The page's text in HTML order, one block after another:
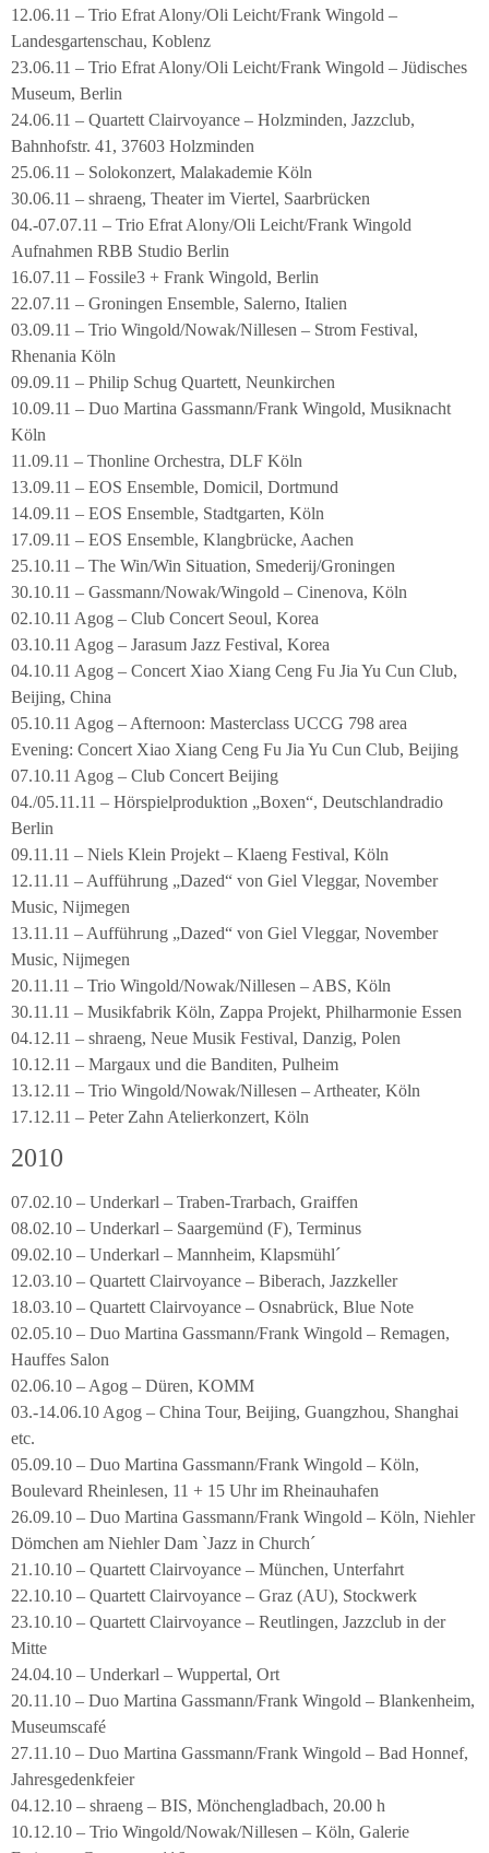
12.06.11 – Trio Efrat Alony/Oli Leicht/Frank Wingold –
Landesgartenschau, Koblenz
23.06.11 – Trio Efrat Alony/Oli Leicht/Frank Wingold – Jüdisches
Museum, Berlin
24.06.11 – Quartett Clairvoyance – Holzminden, Jazzclub,
Bahnhofstr. 41, 37603 Holzminden
25.06.11 – Solokonzert, Malakademie Köln
30.06.11 – shraeng, Theater im Viertel, Saarbrücken
04.-07.07.11 – Trio Efrat Alony/Oli Leicht/Frank Wingold
Aufnahmen RBB Studio Berlin
16.07.11 – Fossile3 + Frank Wingold, Berlin
22.07.11 – Groningen Ensemble, Salerno, Italien
03.09.11 – Trio Wingold/Nowak/Nillesen – Strom Festival,
Rhenania Köln
09.09.11 – Philip Schug Quartett, Neunkirchen
10.09.11 – Duo Martina Gassmann/Frank Wingold, Musiknacht
Köln
11.09.11 – Thonline Orchestra, DLF Köln
13.09.11 – EOS Ensemble, Domicil, Dortmund
14.09.11 – EOS Ensemble, Stadtgarten, Köln
17.09.11 – EOS Ensemble, Klangbrücke, Aachen
25.10.11 – The Win/Win Situation, Smederij/Groningen
30.10.11 – Gassmann/Nowak/Wingold – Cinenova, Köln
02.10.11 Agog – Club Concert Seoul, Korea
03.10.11 Agog – Jarasum Jazz Festival, Korea
04.10.11 Agog – Concert Xiao Xiang Ceng Fu Jia Yu Cun Club,
Beijing, China
05.10.11 Agog – Afternoon: Masterclass UCCG 798 area
Evening: Concert Xiao Xiang Ceng Fu Jia Yu Cun Club, Beijing
07.10.11 Agog – Club Concert Beijing
04./05.11.11 – Hörspielproduktion „Boxen“, Deutschlandradio
Berlin
09.11.11 – Niels Klein Projekt – Klaeng Festival, Köln
12.11.11 – Aufführung „Dazed“ von Giel Vleggar, November
Music, Nijmegen
13.11.11 – Aufführung „Dazed“ von Giel Vleggar, November
Music, Nijmegen
20.11.11 – Trio Wingold/Nowak/Nillesen – ABS, Köln
30.11.11 – Musikfabrik Köln, Zappa Projekt, Philharmonie Essen
04.12.11 – shraeng, Neue Musik Festival, Danzig, Polen
10.12.11 – Margaux und die Banditen, Pulheim
13.12.11 – Trio Wingold/Nowak/Nillesen – Artheater, Köln
17.12.11 – Peter Zahn Atelierkonzert, Köln
2010
07.02.10 – Underkarl – Traben-Trarbach, Graiffen
08.02.10 – Underkarl – Saargemünd (F), Terminus
09.02.10 – Underkarl – Mannheim, Klapsmühl´
12.03.10 – Quartett Clairvoyance – Biberach, Jazzkeller
18.03.10 – Quartett Clairvoyance – Osnabrück, Blue Note
02.05.10 – Duo Martina Gassmann/Frank Wingold – Remagen,
Hauffes Salon
02.06.10 – Agog – Düren, KOMM
03.-14.06.10 Agog – China Tour, Beijing, Guangzhou, Shanghai
etc.
05.09.10 – Duo Martina Gassmann/Frank Wingold – Köln,
Boulevard Rheinlesen, 11 + 15 Uhr im Rheinauhafen
26.09.10 – Duo Martina Gassmann/Frank Wingold – Köln, Niehler
Dömchen am Niehler Dam `Jazz in Church´
21.10.10 – Quartett Clairvoyance – München, Unterfahrt
22.10.10 – Quartett Clairvoyance – Graz (AU), Stockwerk
23.10.10 – Quartett Clairvoyance – Reutlingen, Jazzclub in der
Mitte
24.04.10 – Underkarl – Wuppertal, Ort
20.11.10 – Duo Martina Gassmann/Frank Wingold – Blankenheim,
Museumscafé
27.11.10 – Duo Martina Gassmann/Frank Wingold – Bad Honnef,
Jahresgedenkfeier
04.12.10 – shraeng – BIS, Mönchengladbach, 20.00 h
10.12.10 – Trio Wingold/Nowak/Nillesen – Köln, Galerie